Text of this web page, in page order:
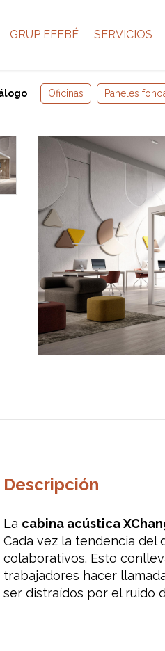
GRUP EFEBÉ SERVICIOS
Oficinas Paneles
Descripción
La cabina acústica
Cada vez la tendencia del
colaborativos. Esto
trabajadores hacer
ser distraídos por el ruido